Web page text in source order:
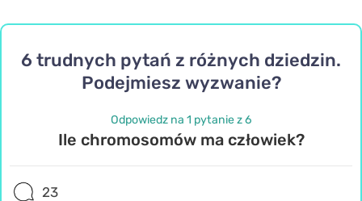
6 trudnych pytań z różnych dziedzin.
Podejmiesz wyzwanie?
Odpowiedz na 1 pytanie z 6
Ile chromosomów ma człowiek?
23